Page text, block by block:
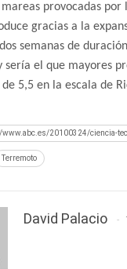
provocadas
gracias a la
semanas de
sería el que mayores
5,5 en la escala de
www.abc.es/20100324/ciencia-
Terremoto
David Palacio